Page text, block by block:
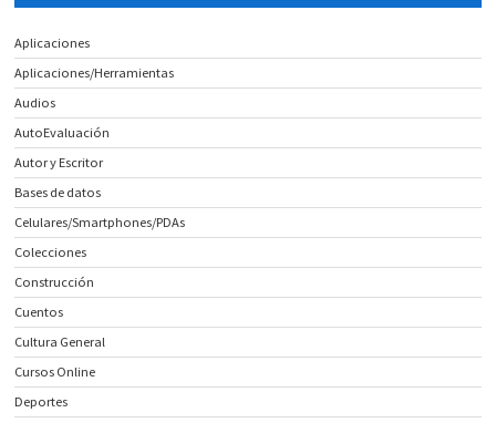
Aplicaciones
Aplicaciones/Herramientas
Audios
AutoEvaluación
Autor y Escritor
Bases de datos
Celulares/Smartphones/PDAs
Colecciones
Construcción
Cuentos
Cultura General
Cursos Online
Deportes